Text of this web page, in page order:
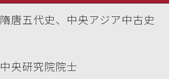
隋唐五代史、中央アジア中古史
中央研究院院士